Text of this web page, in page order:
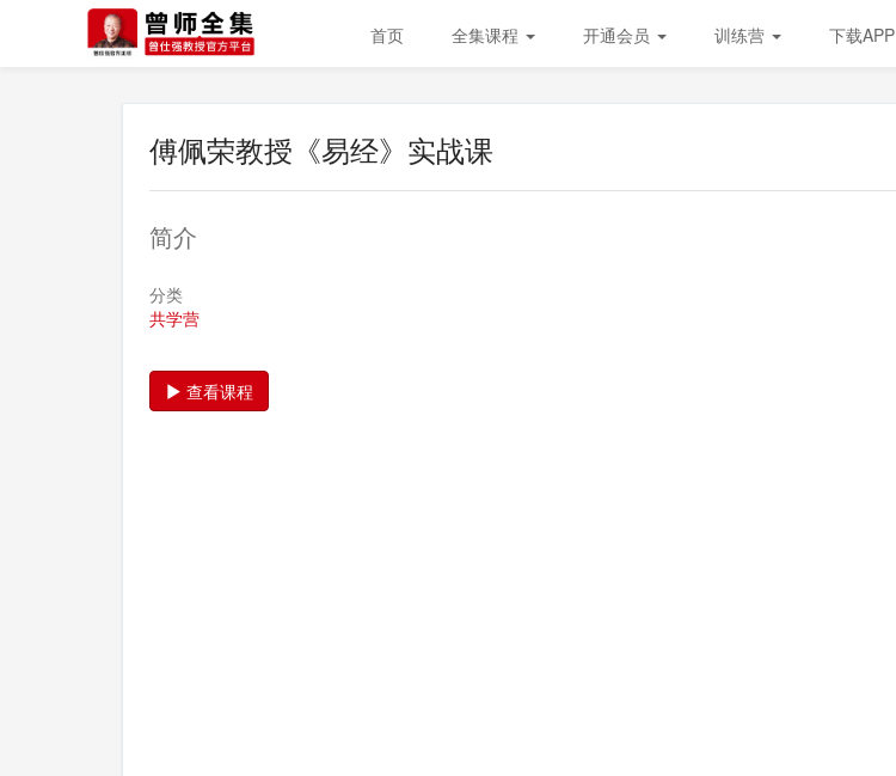
首页 全集课程 开通会员 训练营 下载APP
傅佩荣教授《易经》实战课
简介
分类
共学营
查看课程